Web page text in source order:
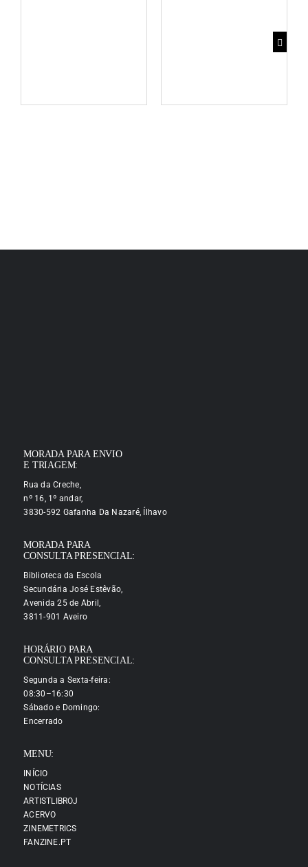
MORADA PARA ENVIO
E TRIAGEM:
Rua da Creche,
nº 16, 1º andar,
3830-592 Gafanha Da Nazaré, Ílhavo
MORADA PARA
CONSULTA PRESENCIAL:
Biblioteca da Escola
Secundária José Estêvão,
Avenida 25 de Abril,
3811-901 Aveiro
HORÁRIO PARA
CONSULTA PRESENCIAL:
Segunda a Sexta-feira:
08:30–16:30
Sábado e Domingo:
Encerrado
MENU:
INÍCIO
NOTÍCIAS
ARTISTLIBROJ
ACERVO
ZINEMETRICS
FANZINE.PT